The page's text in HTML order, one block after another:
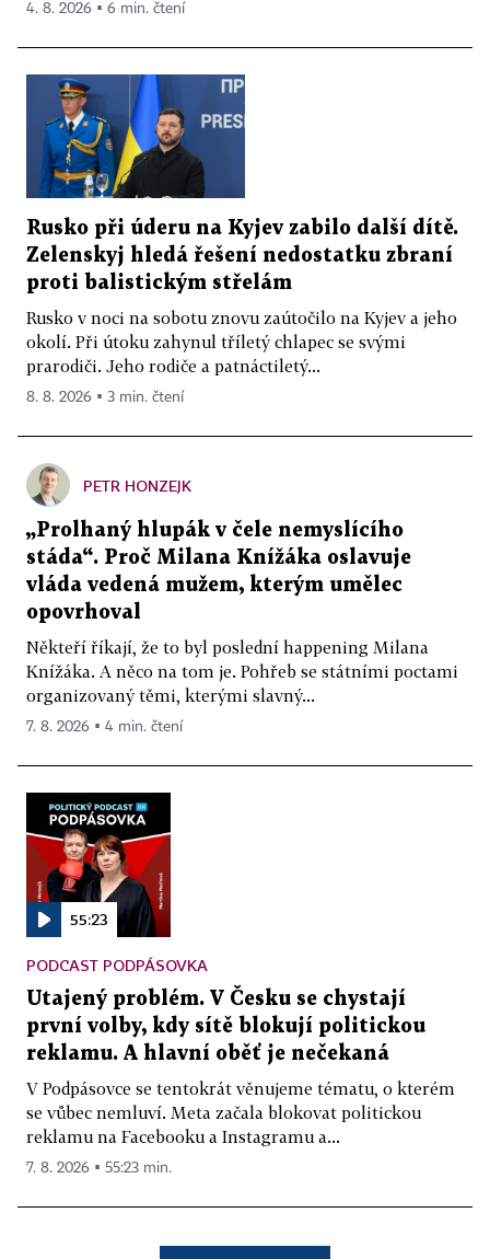
4. 8. 2026 ▪ 6 min. čtení
Rusko při úderu na Kyjev zabilo další dítě.
Zelenskyj hledá řešení nedostatku zbraní
proti balistickým střelám
Rusko v noci na sobotu znovu zaútočilo na Kyjev a jeho
okolí. Při útoku zahynul tříletý chlapec se svými
prarodiči. Jeho rodiče a patnáctiletý...
8. 8. 2026 ▪ 3 min. čtení
PETR HONZEJK
„Prolhaný hlupák v čele nemyslícího
stáda“. Proč Milana Knížáka oslavuje
vláda vedená mužem, kterým umělec
opovrhoval
Někteří říkají, že to byl poslední happening Milana
Knížáka. A něco na tom je. Pohřeb se státními poctami
organizovaný těmi, kterými slavný...
7. 8. 2026 ▪ 4 min. čtení
55:23
PODCAST PODPÁSOVKA
Utajený problém. V Česku se chystají
první volby, kdy sítě blokují politickou
reklamu. A hlavní oběť je nečekaná
V Podpásovce se tentokrát věnujeme tématu, o kterém
se vůbec nemluví. Meta začala blokovat politickou
reklamu na Facebooku a Instagramu a...
7. 8. 2026 ▪ 55:23 min.